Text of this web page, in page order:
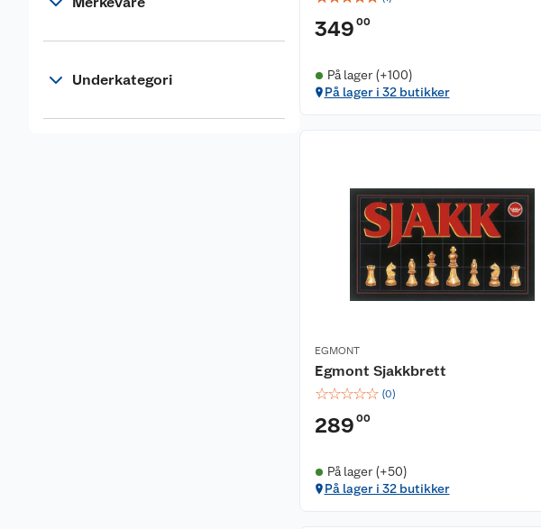
Underkategori
349 00
På lager (+100)
På lager i 32 butikker
EGMONT
Egmont Sjakkbrett
☆☆☆☆☆ (0)
289 00
På lager (+50)
På lager i 32 butikker